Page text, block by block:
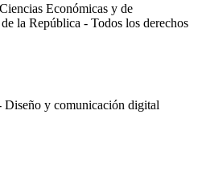
Económicas y de
la República - Todos los derechos
Diseño y comunicación digital